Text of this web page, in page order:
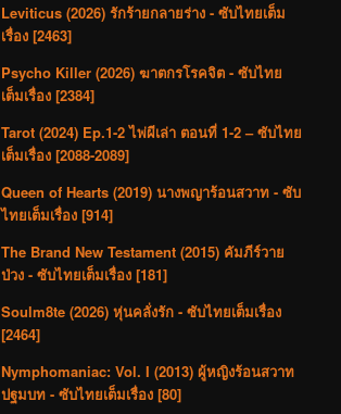
Leviticus (2026) รักร้ายกลายร่าง - ซับไทยเต็ม
เรื่อง [2463]
Psycho Killer (2026) ฆาตกรโรคจิต - ซับไทย
เต็มเรื่อง [2384]
Tarot (2024) Ep.1-2 ไพ่ผีเล่า ตอนที่ 1-2 – ซับไทย
เต็มเรื่อง [2088-2089]
Queen of Hearts (2019) นางพญาร้อนสวาท - ซับ
ไทยเต็มเรื่อง [914]
The Brand New Testament (2015) คัมภีร์วาย
ป่วง - ซับไทยเต็มเรื่อง [181]
Soulm8te (2026) หุ่นคลั่งรัก - ซับไทยเต็มเรื่อง
[2464]
Nymphomaniac: Vol. I (2013) ผู้หญิงร้อนสวาท
ปฐมบท - ซับไทยเต็มเรื่อง [80]